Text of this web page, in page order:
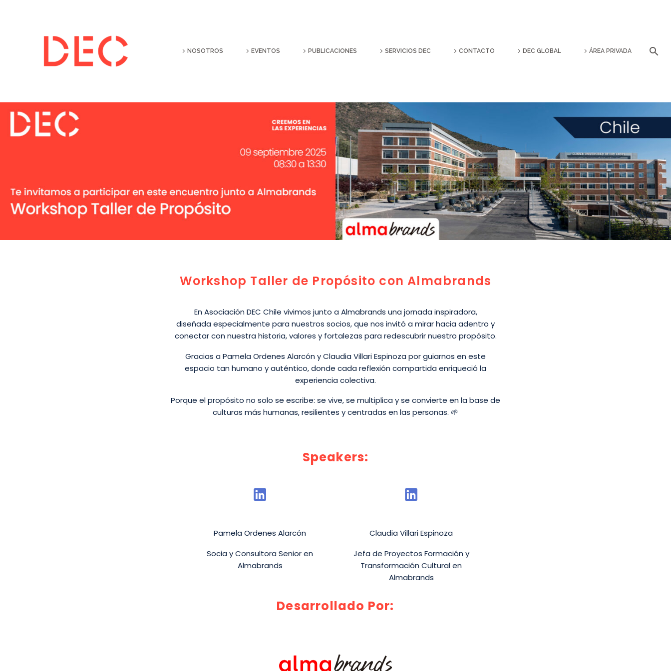
NOSOTROS EVENTOS PUBLICACIONES SERVICIOS DEC CONTACTO DEC GLOBAL ÁREA PRIVADA
Workshop Taller de Propósito con Almabrands
En Asociación DEC Chile vivimos junto a Almabrands una jornada inspiradora,
diseñada especialmente para nuestros socios, que nos invitó a mirar hacia adentro y
conectar con nuestra historia, valores y fortalezas para redescubrir nuestro propósito.
Gracias a Pamela Ordenes Alarcón y Claudia Villari Espinoza por guiarnos en este
espacio tan humano y auténtico, donde cada reflexión compartida enriqueció la
experiencia colectiva.
Porque el propósito no solo se escribe: se vive, se multiplica y se convierte en la base de
culturas más humanas, resilientes y centradas en las personas. 🌱
Speakers:
Pamela Ordenes Alarcón
Socia y Consultora Senior en
Almabrands
Claudia Villari Espinoza
Jefa de Proyectos Formación y
Transformación Cultural en
Almabrands
Desarrollado Por: